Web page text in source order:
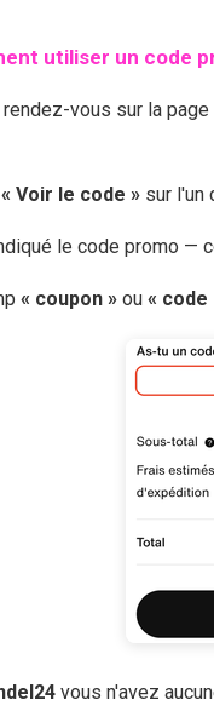
utiliser un code
rendez-vous sur la
« Voir le code » sur l'un
le code promo —
« coupon » ou « code
vous n'avez